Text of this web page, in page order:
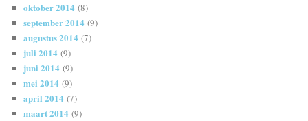
oktober 2014 (8)
september 2014 (9)
augustus 2014 (7)
juli 2014 (9)
juni 2014 (9)
mei 2014 (9)
april 2014 (7)
maart 2014 (9)